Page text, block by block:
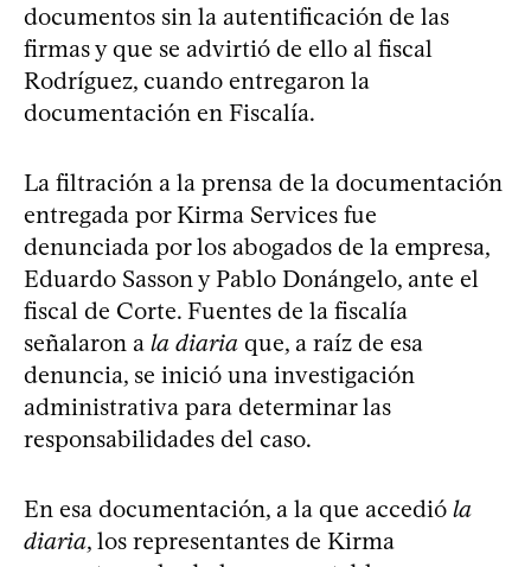
documentos sin la autentificación de las
firmas y que se advirtió de ello al fiscal
Rodríguez, cuando entregaron la
documentación en Fiscalía.
La filtración a la prensa de la documentación
entregada por Kirma Services fue
denunciada por los abogados de la empresa,
Eduardo Sasson y Pablo Donángelo, ante el
fiscal de Corte. Fuentes de la fiscalía
señalaron a la diaria que, a raíz de esa
denuncia, se inició una investigación
administrativa para determinar las
responsabilidades del caso.
En esa documentación, a la que accedió la
diaria, los representantes de Kirma